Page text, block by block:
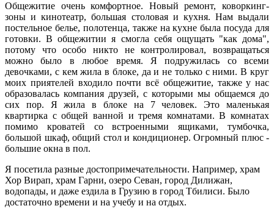
Общежитие очень комфортное. Новый ремонт, коворкинг-
зоны и кинотеатр, большая столовая и кухня. Нам выдали
постельное белье, полотенца, также на кухне была посуда для
готовки. В общежитии я смогла себя ощущать "как дома",
потому что особо никто не контролировал, возвращаться
можно было в любое время. Я подружилась со всеми
девочками, с кем жила в блоке, да и не только с ними. В круг
моих приятелей входило почти всё общежитие, также у нас
образовалась компания друзей, с которыми мы общаемся до
сих пор. Я жила в блоке на 7 человек. Это маленькая
квартирка с общей ванной и тремя комнатами. В комнатах
помимо кроватей со встроенными ящиками, тумбочка,
большой шкаф, общий стол и кондиционер. Огромный плюс -
большие окна в пол.
Я посетила разные достопримечательности. Например, храм
Хор Вирап, храм Гарни, озеро Севан, город Дилижан,
водопады, и даже ездила в Грузию в город Тбилиси. Было
достаточно времени и на учебу и на отдых.